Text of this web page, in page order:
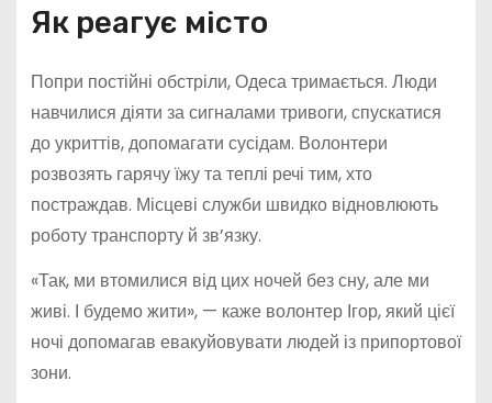
Як реагує місто
Попри постійні обстріли, Одеса тримається. Люди
навчилися діяти за сигналами тривоги, спускатися
до укриттів, допомагати сусідам. Волонтери
розвозять гарячу їжу та теплі речі тим, хто
постраждав. Місцеві служби швидко відновлюють
роботу транспорту й зв’язку.
«Так, ми втомилися від цих ночей без сну, але ми
живі. І будемо жити», — каже волонтер Ігор, який цієї
ночі допомагав евакуйовувати людей із припортової
зони.